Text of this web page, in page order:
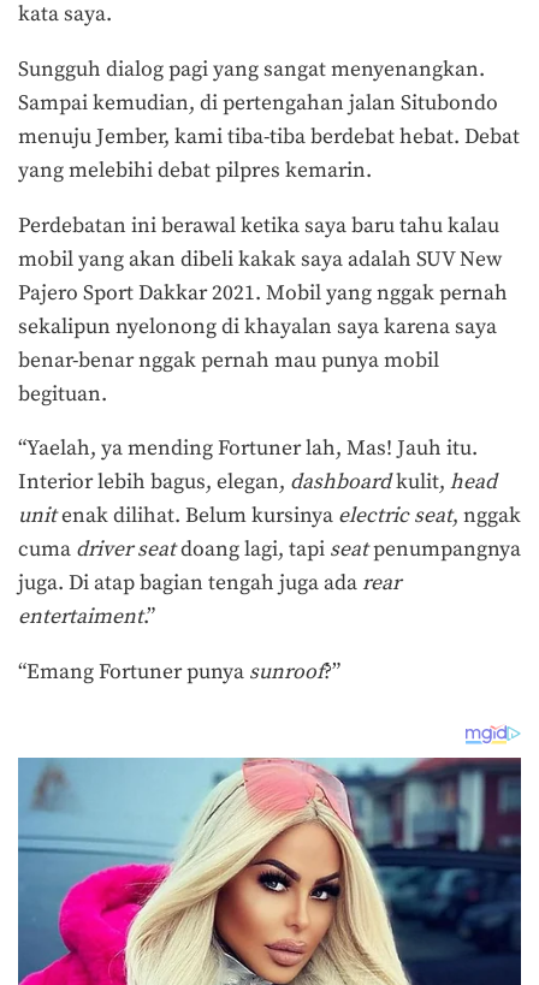
kata saya.
Sungguh dialog pagi yang sangat menyenangkan.
Sampai kemudian, di pertengahan jalan Situbondo
menuju Jember, kami tiba-tiba berdebat hebat. Debat
yang melebihi debat pilpres kemarin.
Perdebatan ini berawal ketika saya baru tahu kalau
mobil yang akan dibeli kakak saya adalah SUV New
Pajero Sport Dakkar 2021. Mobil yang nggak pernah
sekalipun nyelonong di khayalan saya karena saya
benar-benar nggak pernah mau punya mobil
begituan.
“Yaelah, ya mending Fortuner lah, Mas! Jauh itu.
Interior lebih bagus, elegan, dashboardkulit, head
unitenak dilihat. Belum kursinya electric seat, nggak
cuma driver seatdoang lagi, tapi seatpenumpangnya
juga. Di atap bagian tengah juga adarear
entertaiment.”
“Emang Fortuner punya sunroof?”